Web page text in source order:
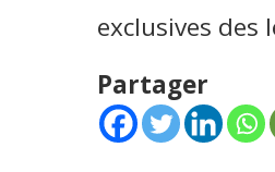
exclusives des
Partager